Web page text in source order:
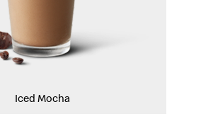
Iced Mocha